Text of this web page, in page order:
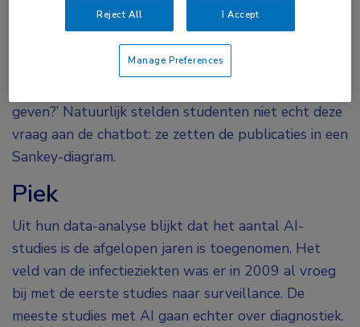
33, surveillance = 27 en voorspellend = 31), en 2
niveaus: individueel (diagnostisch en prognostisch) en
op populatieniveau (modellering, surveillance en
geven?’ Natuurlijk stelden studenten niet echt deze
vraag aan de chatbot: ze zetten de publicaties in een
Sankey-diagram.
Piek
Uit hun data-analyse blijkt dat het aantal AI-
studies is de afgelopen jaren is toegenomen. Het
veld van de infectieziekten was er in 2009 al vroeg
bij met de eerste studies naar surveillance. De
meeste studies met AI gaan echter over diagnostiek.
Reject All I Accept
Manage Preferences